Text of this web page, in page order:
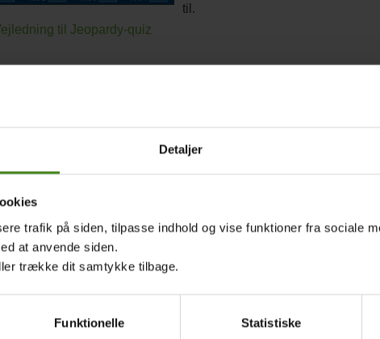
Detaljer
trafik på siden, tilpasse indhold og vise funktioner fra sociale
at anvende siden.
trække dit samtykke tilbage.
Funktionelle Statistiske
til.
til Jeopardy-quiz
til LæseRakettens børn knytter direkte an til portrætterne i
børn. I temaet Colombias børn kommer danske børn og
og fortællinger kan skabe udgangspunkt for samtaler og
i LæseRaketten med til at sætte elevernes hverdag i relief
i verden.
til LæseRakettens børn er ikke inddelt efter fag, men er
til LæseRakettens børn 2019.pdf